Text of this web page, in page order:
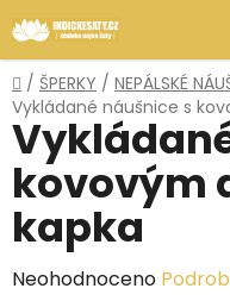
na
obsah
Domů
/ ŠPERKY / NEPÁLSKÉ
Vykládané náušnice s
kovovým
kapka
Průměrné
Neohodnoceno